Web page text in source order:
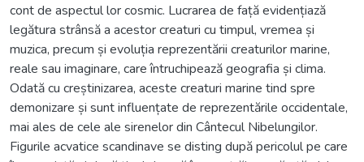
cont de aspectul lor cosmic. Lucrarea de față evidențiază
legătura strânsă a acestor creaturi cu timpul, vremea și
muzica, precum și evoluția reprezentării creaturilor marine,
reale sau imaginare, care întruchipează geografia și clima.
Odată cu creștinizarea, aceste creaturi marine tind spre
demonizare și sunt influențate de reprezentările occidentale,
mai ales de cele ale sirenelor din Cântecul Nibelungilor.
Figurile acvatice scandinave se disting după pericolul pe care